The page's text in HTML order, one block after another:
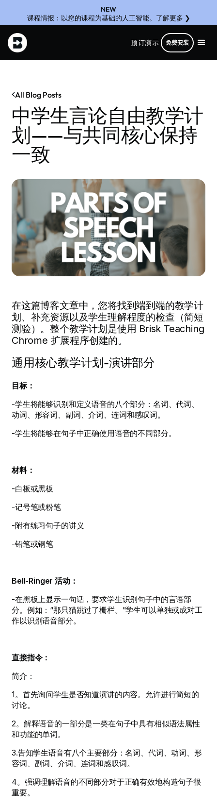
NEW
课程情报：以您的课程为基础的人工智能。了解更多 ❯
预订演示 免费安装
All Blog Posts
中学生言论自由教学计
划——与共同核心保持
一致
在这篇博客文章中，您将找到端到端的教学计
划、补充资源以及学生理解程度的检查（简短
测验）。整个教学计划是使用 Brisk Teaching
Chrome 扩展程序创建的。
通用核心教学计划-演讲部分
目标：
-学生将能够识别和定义语音的八个部分：名词、代词、
动词、形容词、副词、介词、连词和感叹词。
-学生将能够在句子中正确使用语音的不同部分。
材料：
-白板或黑板
-记号笔或粉笔
-附有练习句子的讲义
-铅笔或钢笔
Bell-Ringer 活动：
-在黑板上显示一句话，要求学生识别句子中的言语部
分。例如：“那只猫跳过了栅栏。”学生可以单独或成对工
作以识别语音部分。
直接指令：
简介：
1。首先询问学生是否知道演讲的内容。允许进行简短的
讨论。
2。解释语音的一部分是一类在句子中具有相似语法属性
和功能的单词。
3.告知学生语音有八个主要部分：名词、代词、动词、形
容词、副词、介词、连词和感叹词。
4。强调理解语音的不同部分对于正确有效地构造句子很
重要。